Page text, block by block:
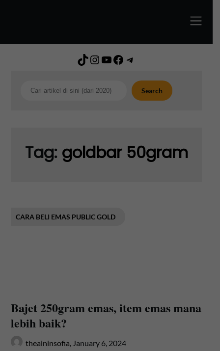
TikTok
Instagram
YouTube
Facebook
Telegram
Search Search
Tag: goldbar 50gram
CARA BELI EMAS PUBLIC GOLD
Bajet 250gram emas, item emas mana
lebih baik?
theaininsofia, January 6, 2024